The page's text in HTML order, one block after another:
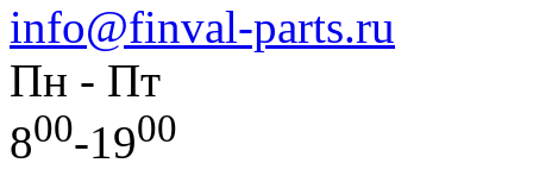
info@finval-parts.ru
Пн - Пт
800-1900